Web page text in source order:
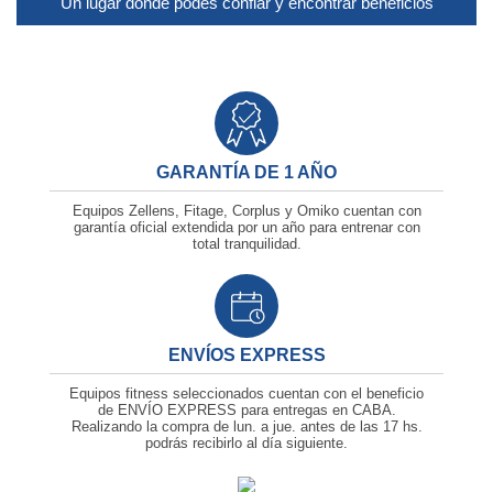
GARANTÍA DE 1 AÑO
Equipos Zellens, Fitage, Corplus y Omiko cuentan con
garantía oficial extendida por un año para entrenar con
total tranquilidad.
ENVÍOS EXPRESS
Equipos fitness seleccionados cuentan con el beneficio
de ENVÍO EXPRESS para entregas en CABA.
Realizando la compra de lun. a jue. antes de las 17 hs.
podrás recibirlo al día siguiente.